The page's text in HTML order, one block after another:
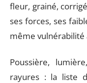
fleur, grainé,
ses forces, ses
même vulnérabilité
Poussière,
rayures : la liste